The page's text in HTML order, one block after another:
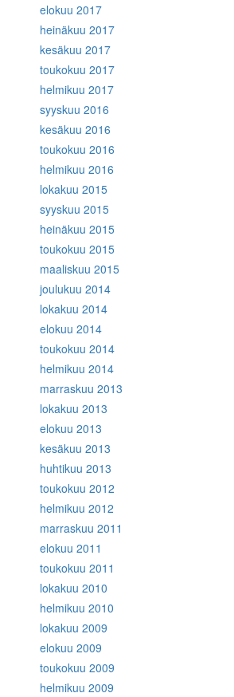
elokuu 2017
heinäkuu 2017
kesäkuu 2017
toukokuu 2017
helmikuu 2017
syyskuu 2016
kesäkuu 2016
toukokuu 2016
helmikuu 2016
lokakuu 2015
syyskuu 2015
heinäkuu 2015
toukokuu 2015
maaliskuu 2015
joulukuu 2014
lokakuu 2014
elokuu 2014
toukokuu 2014
helmikuu 2014
marraskuu 2013
lokakuu 2013
elokuu 2013
kesäkuu 2013
huhtikuu 2013
toukokuu 2012
helmikuu 2012
marraskuu 2011
elokuu 2011
toukokuu 2011
lokakuu 2010
helmikuu 2010
lokakuu 2009
elokuu 2009
toukokuu 2009
helmikuu 2009